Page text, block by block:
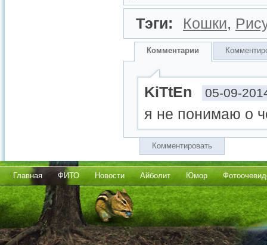
Тэги: Кошки,
Комментарии
KiTtEn 05-09-
я не понимаю о
Комментировать
Главная ФИТО Новости Айболит Юмор